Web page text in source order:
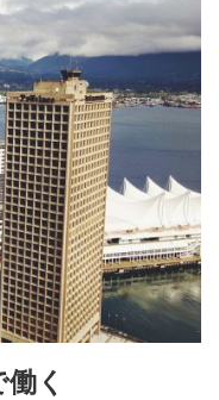
1年間
│6ヶ月
活躍
ト
く